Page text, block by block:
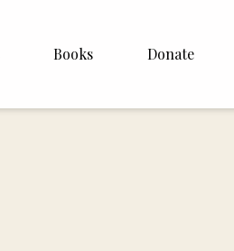
Books Donate